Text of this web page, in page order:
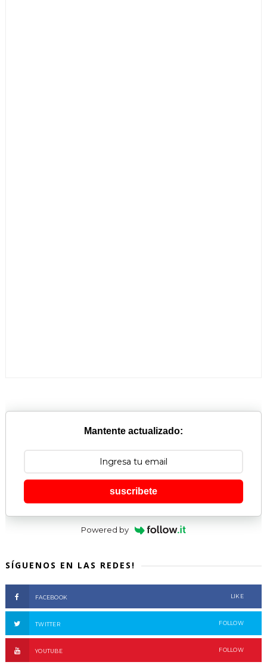
Mantente actualizado:
suscribete
Powered by
SÍGUENOS EN LAS REDES!
FACEBOOK LIKE
TWITTER FOLLOW
YOUTUBE FOLLOW